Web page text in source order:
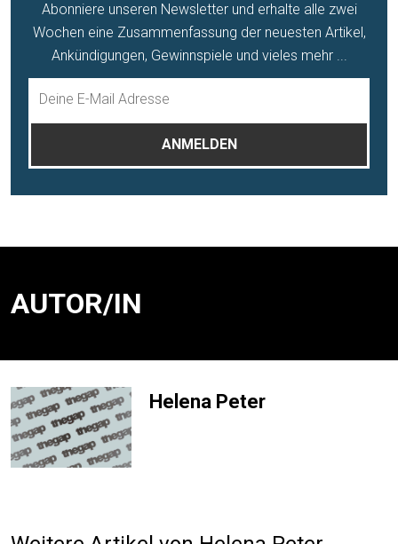
Abonniere unseren Newsletter und erhalte alle zwei
Wochen eine Zusammenfassung der neuesten Artikel,
Ankündigungen, Gewinnspiele und vieles mehr ...
AUTOR/IN
Helena Peter